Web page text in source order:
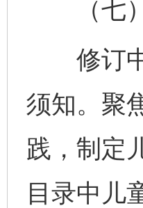
（七）
修订中
须知。聚
践，制定
目录中儿